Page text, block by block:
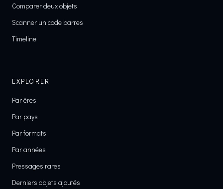
Comparer deux objets
Scanner un code barres
Timeline
EXPLORER
Par ères
Par pays
Par formats
Par années
Pressages rares
Derniers objets ajoutés